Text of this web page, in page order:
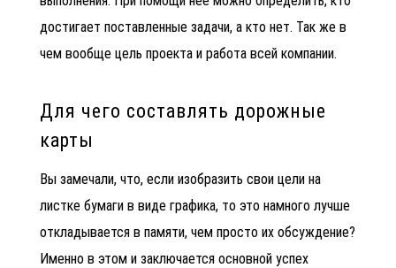
достигает поставленные задачи, а кто нет. Так же в
чем вообще цель проекта и работа всей компании.
Для чего составлять дорожные
карты
Вы замечали, что, если изобразить свои цели на
листке бумаги в виде графика, то это намного лучше
откладывается в памяти, чем просто их обсуждение?
Именно в этом и заключается основной успех